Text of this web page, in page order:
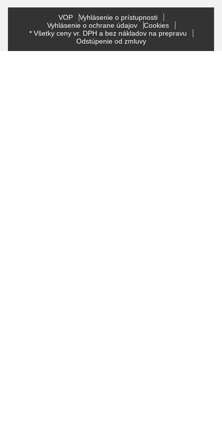
VOP
Vyhlásenie o prístupnosti
Vyhlásenie o ochrane údajov
Cookies
* Všetky ceny vr. DPH a bez nákladov na prepravu
Odstúpenie od zmluvy